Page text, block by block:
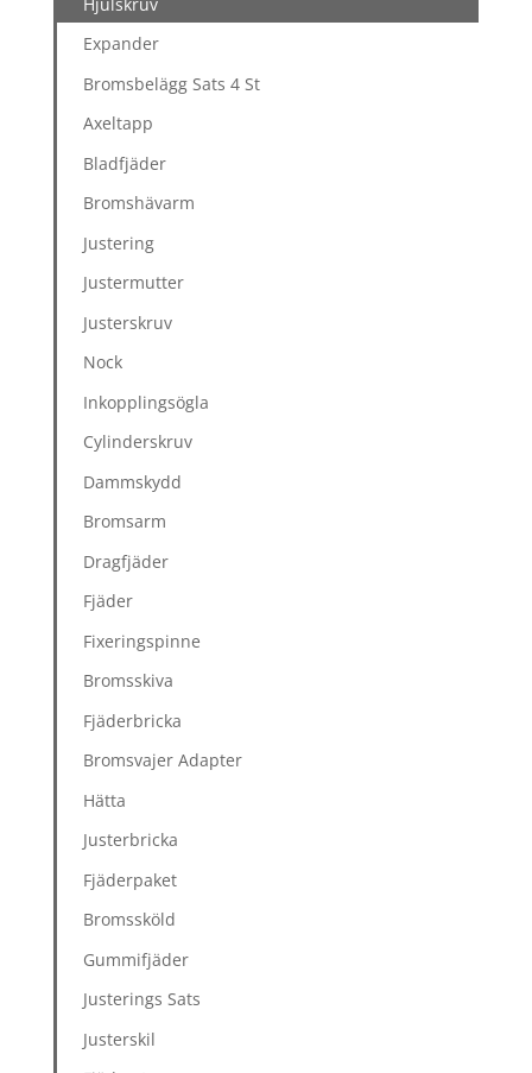
Expander
Bromsbelägg Sats 4 St
Axeltapp
Bladfjäder
Bromshävarm
Justering
Justermutter
Justerskruv
Nock
Inkopplingsögla
Cylinderskruv
Dammskydd
Bromsarm
Dragfjäder
Fjäder
Fixeringspinne
Bromsskiva
Fjäderbricka
Bromsvajer Adapter
Hätta
Justerbricka
Fjäderpaket
Bromssköld
Gummifjäder
Justerings Sats
Justerskil